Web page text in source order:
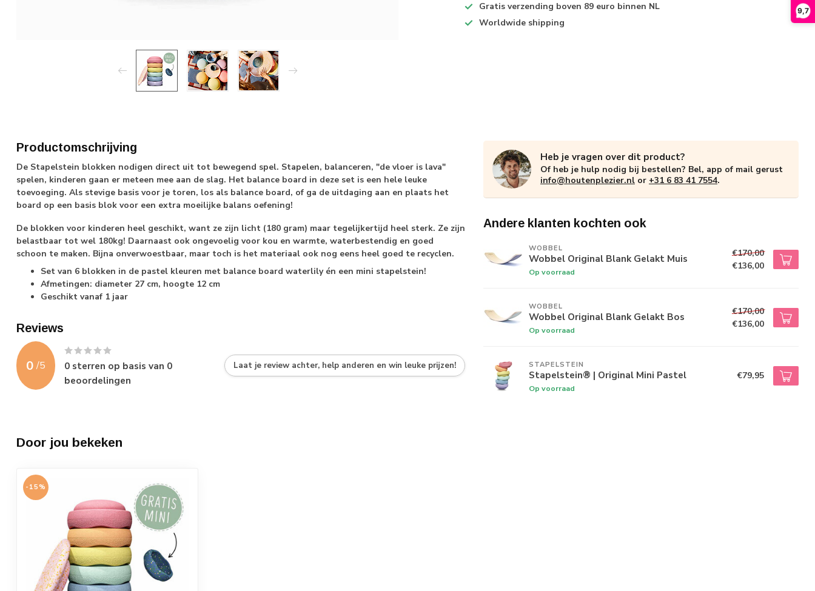
9,7
Gratis verzending boven 89 euro binnen NL
Worldwide shipping
Productomschrijving
De Stapelstein blokken nodigen direct uit tot bewegend spel. Stapelen, balanceren, "de vloer is lava"
spelen, kinderen gaan er meteen mee aan de slag. Het balance board in deze set is een hele leuke
toevoeging. Als stevige basis voor je toren, los als balance board, of ga de uitdaging aan en plaats het
board op een basis blok voor een extra moeilijke balans oefening!
De blokken voor kinderen heel geschikt, want ze zijn licht (180 gram) maar tegelijkertijd heel sterk. Ze zijn
belastbaar tot wel 180kg! Daarnaast ook ongevoelig voor kou en warmte, waterbestendig en goed
schoon te maken. Bijna onverwoestbaar, maar toch is het materiaal ook nog eens heel goed te recyclen.
Set van 6 blokken in de pastel kleuren met balance board waterlily én een mini stapelstein!
Afmetingen: diameter 27 cm, hoogte 12 cm
Geschikt vanaf 1 jaar
Reviews
0 /5 0 sterren op basis van 0
beoordelingen
Laat je review achter, help anderen en win leuke prijzen!
Heb je vragen over dit product?
Of heb je hulp nodig bij bestellen? Bel, app of mail gerust
info@houtenplezier.nl or +31 6 83 41 7554.
Andere klanten kochten ook
WOBBEL
Wobbel Original Blank Gelakt Muis
Op voorraad
€170,00
€136,00
WOBBEL
Wobbel Original Blank Gelakt Bos
Op voorraad
€170,00
€136,00
STAPELSTEIN
Stapelstein® | Original Mini Pastel
Op voorraad
€79,95
Door jou bekeken
-15%